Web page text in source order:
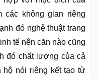
các không gian riêng
đó nghệ thuật trang
tế nên căn nào cũng
đó chất lượng của cả
hộ nói riêng kết tạo từ